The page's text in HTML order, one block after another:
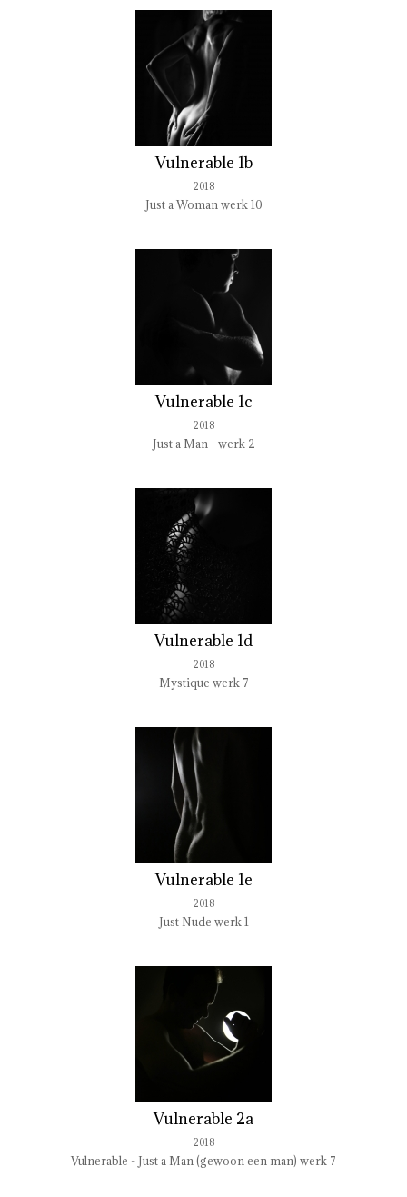
Vulnerable 1b
2018
Just a Woman werk 10
Vulnerable 1c
2018
Just a Man - werk 2
Vulnerable 1d
2018
Mystique werk 7
Vulnerable 1e
2018
Just Nude werk 1
Vulnerable 2a
2018
Vulnerable - Just a Man (gewoon een man) werk 7